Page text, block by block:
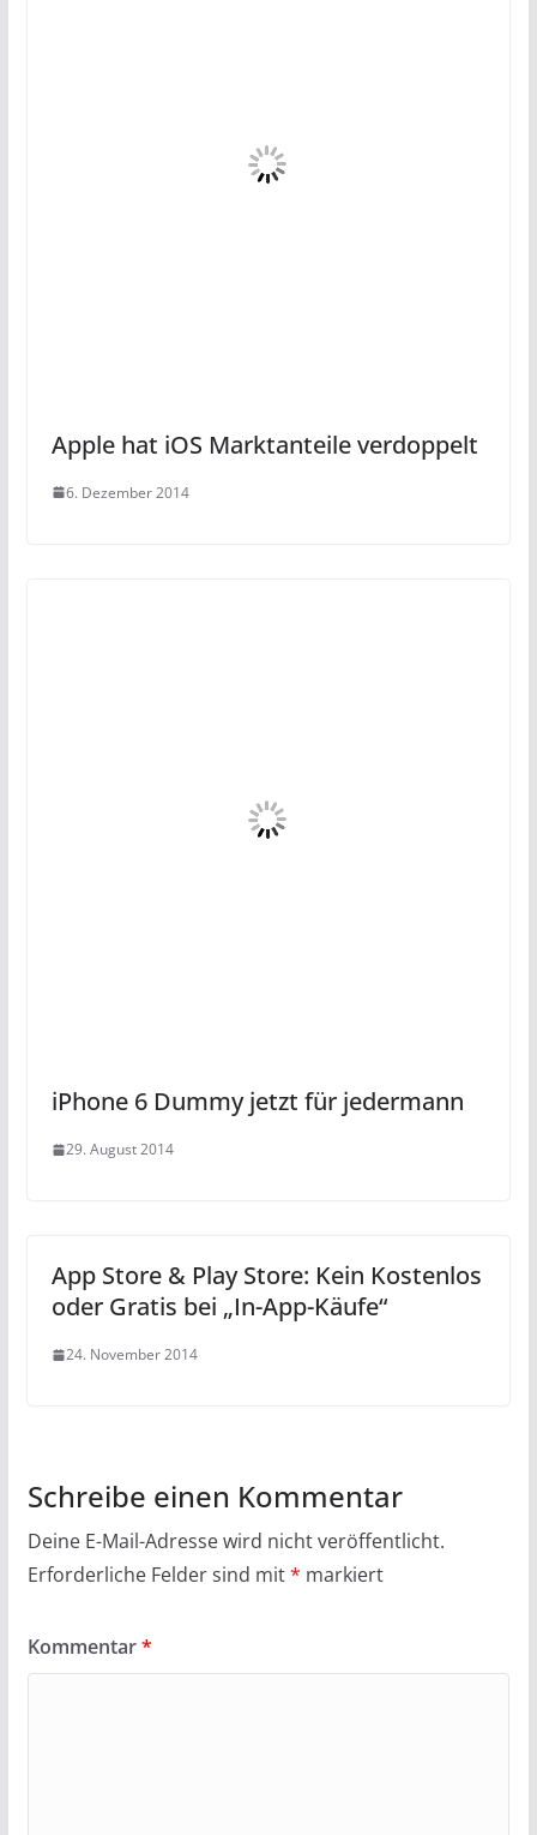
Apple hat iOS Marktanteile verdoppelt
6. Dezember 2014
iPhone 6 Dummy jetzt für jedermann
29. August 2014
App Store & Play Store: Kein Kostenlos
oder Gratis bei „In-App-Käufe“
24. November 2014
Schreibe einen Kommentar
Deine E-Mail-Adresse wird nicht veröffentlicht.
Erforderliche Felder sind mit* markiert
Kommentar*